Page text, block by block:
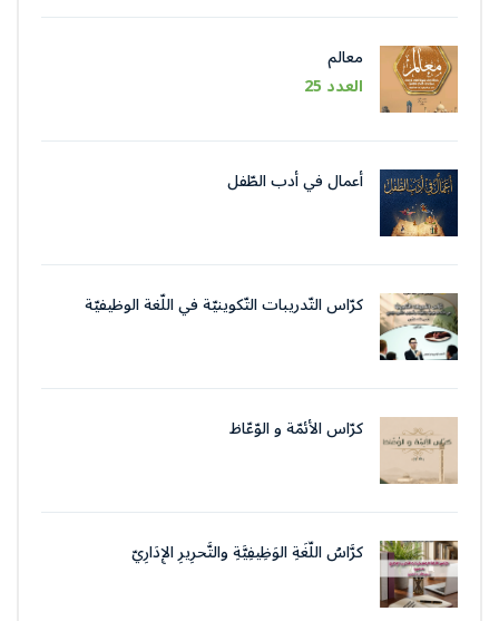
معالم
العدد 25
أعمال في أدب الطّفل
كرّاس التّدريبات التّكوينيّة في اللّغة الوظيفيّة
كرّاس الأئمّة و الوّعّاظ
كرَّاسُ اللُّغَةِ الوَظِيفِيَّةِ والتَّحرِيرِ الإِدَارِيّ